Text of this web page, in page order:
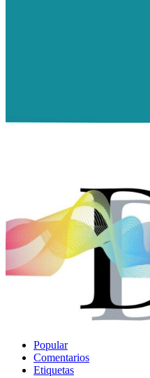
Popular
Comentarios
Etiquetas